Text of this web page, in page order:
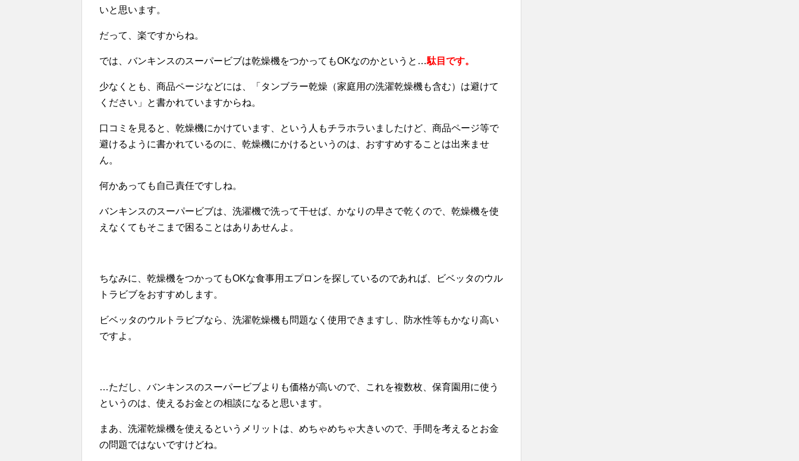
いと思います。
だって、楽ですからね。
では、バンキンスのスーパービブは乾燥機をつかってもOKなのかというと…駄目です。
少なくとも、商品ページなどには、「タンブラー乾燥（家庭用の洗濯乾燥機も含む）は避けて
ください」と書かれていますからね。
口コミを見ると、乾燥機にかけています、という人もチラホラいましたけど、商品ページ等で
避けるように書かれているのに、乾燥機にかけるというのは、おすすめすることは出来ませ
ん。
何かあっても自己責任ですしね。
バンキンスのスーパービブは、洗濯機で洗って干せば、かなりの早さで乾くので、乾燥機を使
えなくてもそこまで困ることはありあせんよ。
ちなみに、乾燥機をつかってもOKな食事用エプロンを探しているのであれば、ビベッタのウル
トラビブをおすすめします。
ビベッタのウルトラビブなら、洗濯乾燥機も問題なく使用できますし、防水性等もかなり高い
ですよ。
…ただし、バンキンスのスーパービブよりも価格が高いので、これを複数枚、保育園用に使う
というのは、使えるお金との相談になると思います。
まあ、洗濯乾燥機を使えるというメリットは、めちゃめちゃ大きいので、手間を考えるとお金
の問題ではないですけどね。